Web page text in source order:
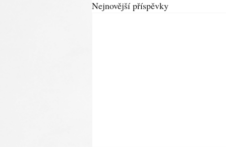
Nejnovější příspěvky